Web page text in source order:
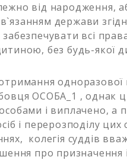
від народження,
держави
всі
без будь-якої
ОСОБА_1 , однак
і виплачено, а
і перерозподілу
колегія суддів
про